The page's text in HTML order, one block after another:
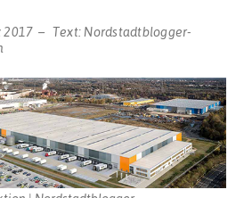
2017 Text: Nordstadtblogger-